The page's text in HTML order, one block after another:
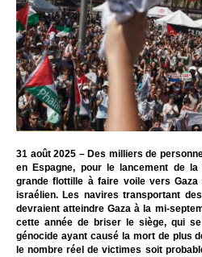
31 août 2025 – Des milliers de
en Espagne, pour le lancement de
grande flottille à faire voile vers
israélien. Les navires transportant
devraient atteindre Gaza à la mi-
cette année de briser le siège, qui
génocide ayant causé la mort de plus
le nombre réel de victimes soit